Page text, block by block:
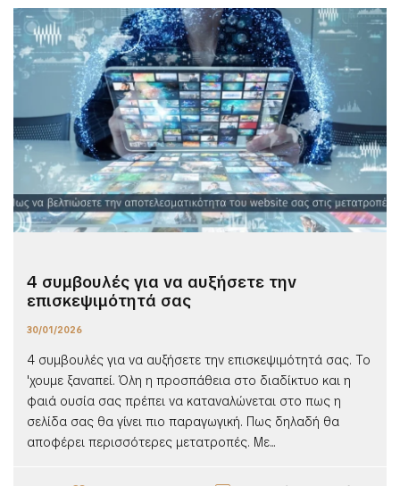
4 συμβουλές για να αυξήσετε την
επισκεψιμότητά σας
30/01/2026
4 συμβουλές για να αυξήσετε την επισκεψιμότητά σας. Το
'χουμε ξαναπεί. Όλη η προσπάθεια στο διαδίκτυο και η
φαιά ουσία σας πρέπει να καταναλώνεται στο πως η
σελίδα σας θα γίνει πιο παραγωγική. Πως δηλαδή θα
αποφέρει περισσότερες μετατροπές. Με...